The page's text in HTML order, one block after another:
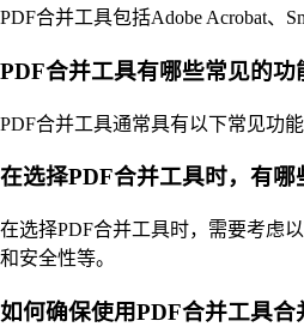
PDF合并工具包括Adobe Acrobat、
PDF合并工具有哪些常见的功
PDF合并工具通常具有以下常见功
在选择PDF合并工具时，有哪
在选择PDF合并工具时，需要考虑
和安全性等。
如何确保使用PDF合并工具合